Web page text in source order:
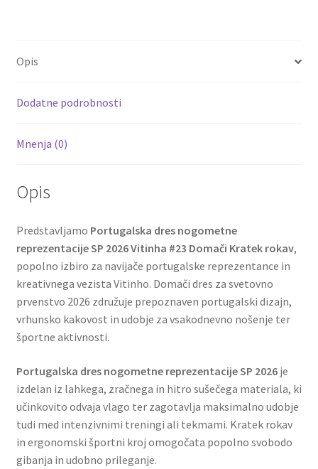
k
Opis
Dodatne podrobnosti
Mnenja (0)
Opis
Predstavljamo Portugalska dres nogometne
reprezentacije SP 2026 Vitinha #23 Domači Kratek rokav,
popolno izbiro za navijače portugalske reprezentance in
kreativnega vezista Vitinho. Domači dres za svetovno
prvenstvo 2026 združuje prepoznaven portugalski dizajn,
vrhunsko kakovost in udobje za vsakodnevno nošenje ter
športne aktivnosti.
Portugalska dres nogometne reprezentacije SP 2026je
izdelan iz lahkega, zračnega in hitro sušečega materiala, ki
učinkovito odvaja vlago ter zagotavlja maksimalno udobje
tudi med intenzivnimi treningi ali tekmami. Kratek rokav
in ergonomski športni kroj omogočata popolno svobodo
gibanja in udobno prileganje.